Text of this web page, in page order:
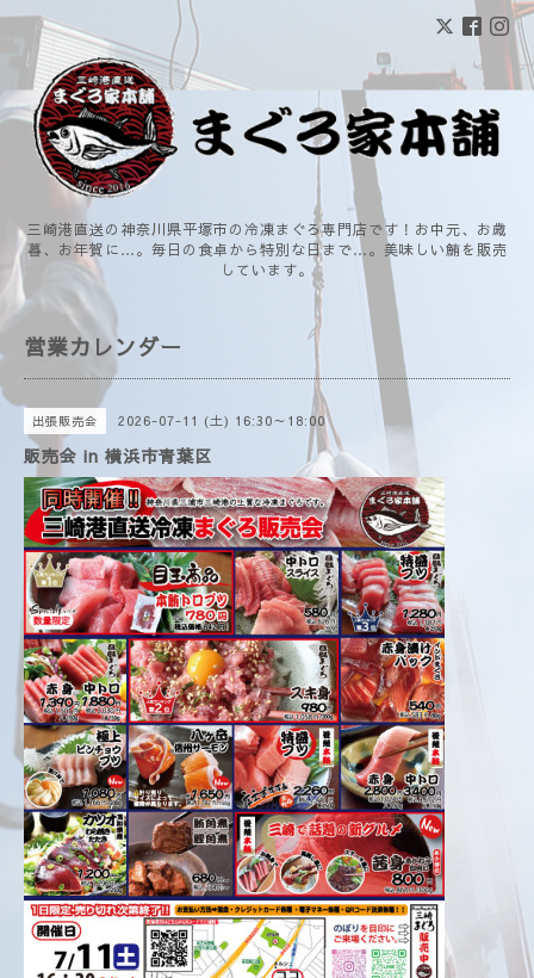
三崎港直送の神奈川県平塚市の冷凍まぐろ専門店です！お中元、お歳
暮、お年賀に…。毎日の食卓から特別な日まで…。美味しい鮪を販売
しています。
営業カレンダー
出張販売会 2026-07-11 (土) 16:30～18:00
販売会 in 横浜市青葉区